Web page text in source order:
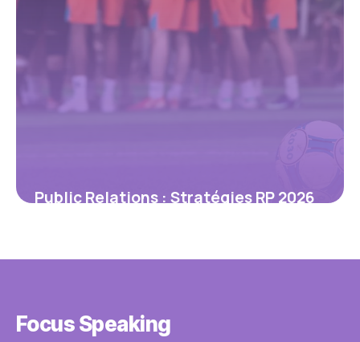
Public Relations : Stratégies RP 2026
Focus Speaking